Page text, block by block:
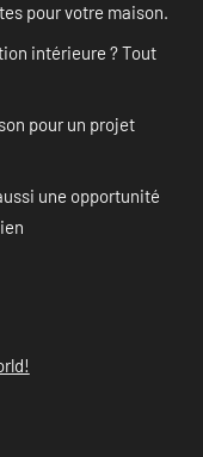
pour votre maison.
intérieure ? Tout
pour un projet
une opportunité